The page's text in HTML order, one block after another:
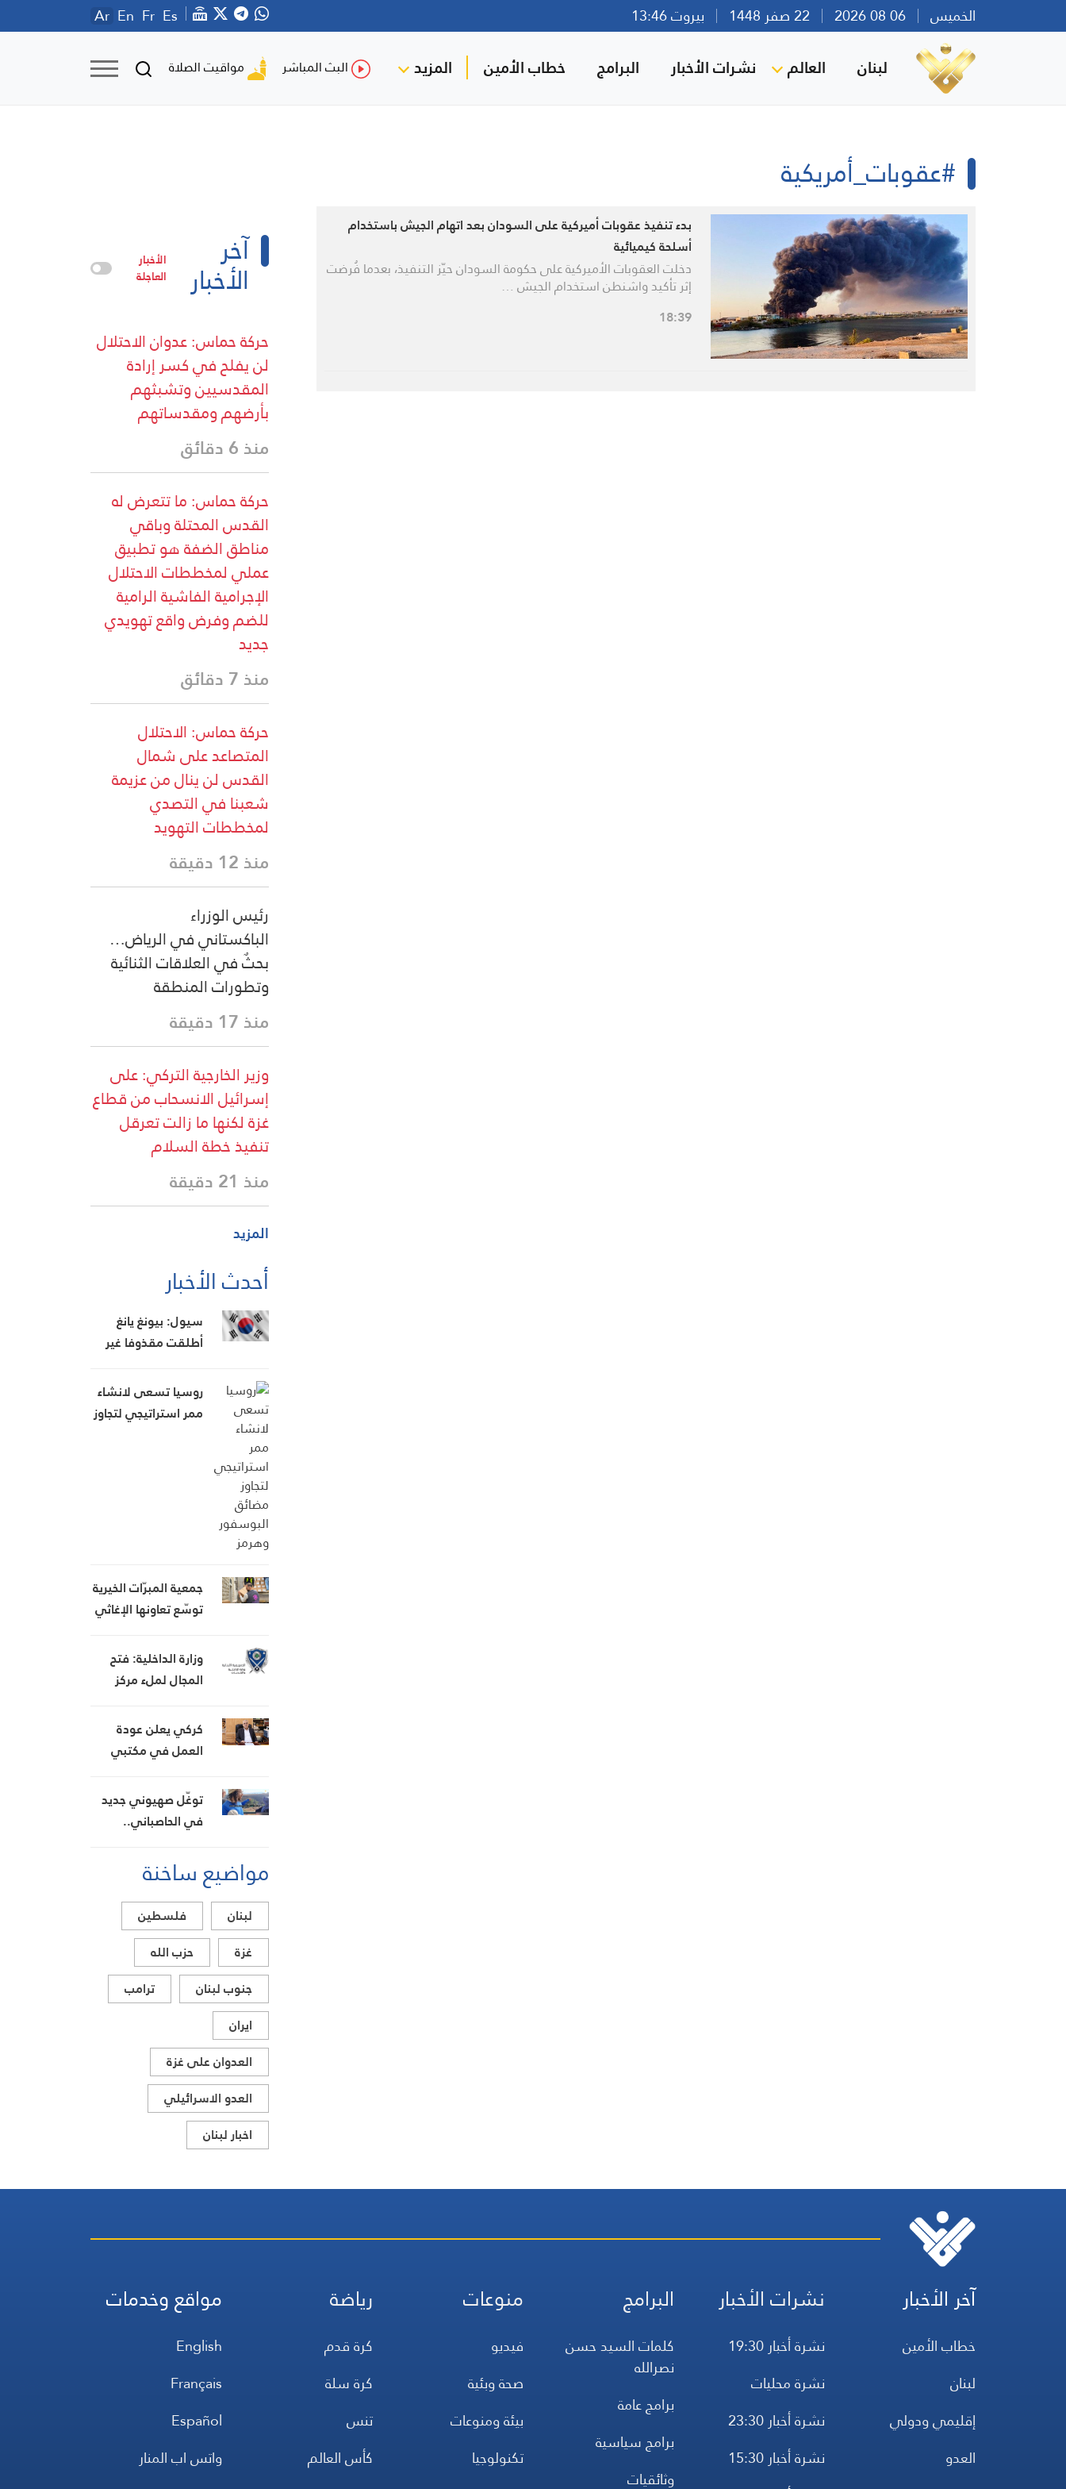
الخميس بيروت 13:46 Ar En Fr Es
لبنان العالم نشرات الأخبار البرامج خطاب الأمين المزيد البث المباشر مواقيت الصلاة
#عقوبات_أمريكية
بدء تنفيذ عقوبات أميركية على السودان بعد اتهام الجيش باستخدام
أسلحة كيميائية
دخلت العقوبات الأميركية على حكومة السودان حيّز التنفيذ، بعدما فُرضت
إثر تأكيد واشنطن استخدام الجيش …
18:39
آخر
الأخبار
الأخبار
العاجلة
حركة حماس: عدوان الاحتلال
لن يفلح في كسر إرادة
المقدسيين وتشبثهم
بأرضهم ومقدساتهم
منذ 6 دقائق
حركة حماس: ما تتعرض له
القدس المحتلة وباقي
مناطق الضفة هو تطبيق
عملي لمخططات الاحتلال
الإجرامية الفاشية الرامية
للضم وفرض واقع تهويدي
جديد
منذ 7 دقائق
حركة حماس: الاحتلال
المتصاعد على شمال
القدس لن ينال من عزيمة
شعبنا في التصدي
لمخططات التهويد
منذ 12 دقيقة
رئيس الوزراء
الباكستاني في الرياض…
بحثٌ في العلاقات الثنائية
وتطورات المنطقة
منذ 17 دقيقة
وزير الخارجية التركي: على
إسرائيل الانسحاب من قطاع
غزة لكنها ما زالت تعرقل
تنفيذ خطة السلام
منذ 21 دقيقة
المزيد
أحدث الأخبار
سيول: بيونغ يانغ
أطلقت مقذوفا غير
روسيا تسعى لانشاء
ممر استراتيجي لتجاوز
جمعية المبرّات الخيرية
توسّع تعاونها الإغاثي
العدوان
وزارة الداخلية: فتح
المجال لملء مركز
المدير العام لهيئة
إدارة السير والآليات
والمركبات
كركي يعلن عودة
العمل في مكتبي
ينوّه بجهود إدارة
الضمان
توغّل صهيوني جديد
في الحاصباني..
تستهدف أراضي
جنوب لبنان
مواضيع ساخنة
لبنان
فلسطين
غزة
حزب الله
جنوب لبنان
ترامب
ايران
العدوان على غزة
العدو الاسرائيلي
اخبار لبنان
آخر الأخبار
خطاب الأمين
لبنان
إقليمي ودولي
العدو
نشرات الأخبار
نشرة أخبار 19:30
نشرة محليات
نشرة أخبار 23:30
نشرة أخبار 15:30
البرامج
كلمات السيد حسن
نصرالله
برامج عامة
برامج سياسية
وثائقيات
منوعات
فيديو
صحة وبئية
بيئة ومنوعات
تكنولوجيا
رياضة
كرة قدم
كرة سلة
تنس
كأس العالم
مواقع وخدمات
English
Français
Español
واتس اب المنار